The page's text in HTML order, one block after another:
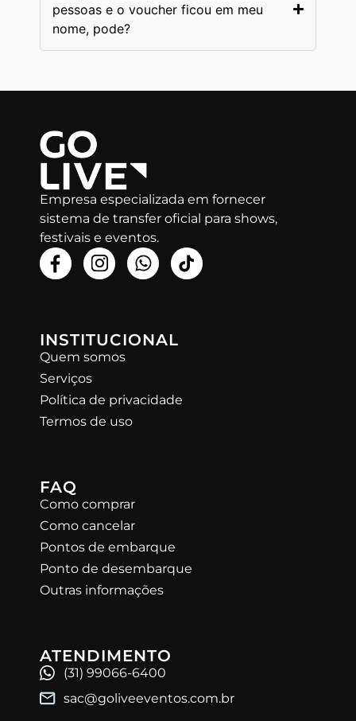
pessoas e o voucher ficou em meu
nome, pode?
Empresa especializada em fornecer
sistema de transfer oficial para shows,
festivais e eventos.
INSTITUCIONAL
Quem somos
Serviços
Política de privacidade
Termos de uso
FAQ
Como comprar
Como cancelar
Pontos de embarque
Ponto de desembarque
Outras informações
ATENDIMENTO
(31) 99066-6400
sac@goliveeventos.com.br